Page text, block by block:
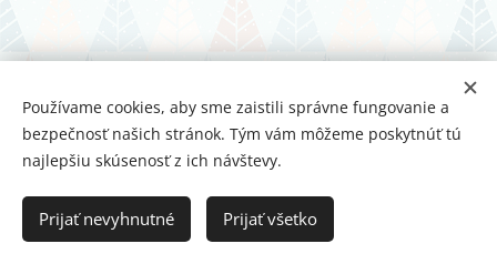
Vytvorené službouWebnode
Používame cookies, aby sme zaistili správne fungovanie a
bezpečnosť našich stránok. Tým vám môžeme poskytnúť tú
najlepšiu skúsenosť z ich návštevy.
Prijať nevyhnutné Prijať všetko